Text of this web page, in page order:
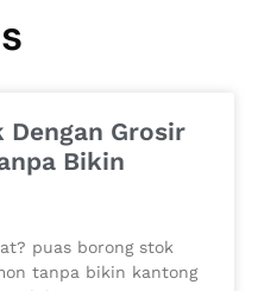
Dengan Grosir
Bikin
puas borong stok
tanpa bikin kantong